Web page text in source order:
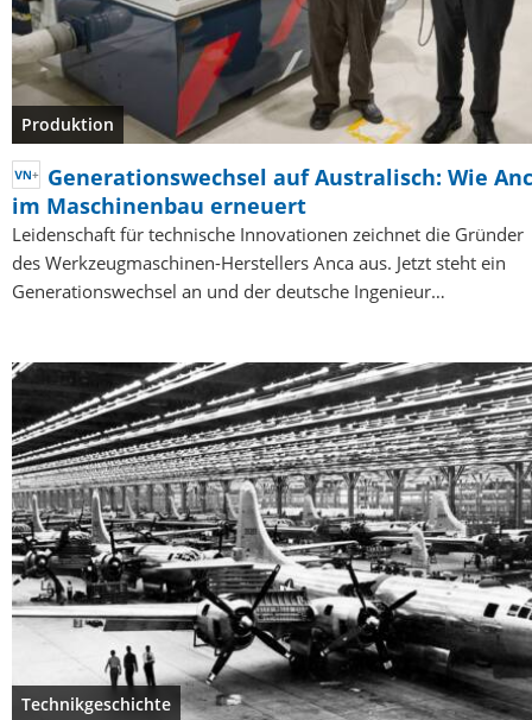
Produktion
Generationswechsel auf Australisch: Wie
im Maschinenbau erneuert
Leidenschaft für technische Innovationen zeichnet die Gründer
des Werkzeugmaschinen-Herstellers Anca aus. Jetzt steht ein
Generationswechsel an und der deutsche Ingenieur…
Technikgeschichte